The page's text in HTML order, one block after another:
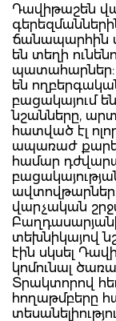
Դավիթաշեն
ճանապարհին
են տեղի
պատահարներ:
են
բացակայում
նշանները,
հատված էլ
ապառաժ
համար
ավտովթարներ:
վարչական
տեխնիկայով
էին սկսել
կոմունալ
Տրակտորով
հողաթմբերը